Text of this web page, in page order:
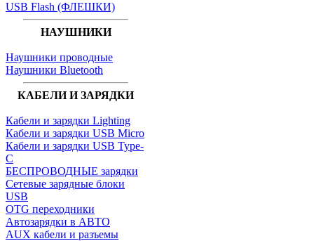
USB Flash (ФЛЕШКИ)
НАУШНИКИ
Наушники проводные
Наушники Bluetooth
КАБЕЛИ И ЗАРЯДКИ
Кабели и зарядки Lighting
Кабели и зарядки USB Micro
Кабели и зарядки USB Type-
C
БЕСПРОВОДНЫЕ зарядки
Сетевые зарядные блоки
USB
OTG переходники
Автозарядки в АВТО
AUX кабели и разъемы